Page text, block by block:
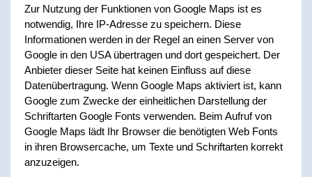
Zur Nutzung der Funktionen von Google Maps ist es
notwendig, Ihre IP-Adresse zu speichern. Diese
Informationen werden in der Regel an einen Server von
Google in den USA übertragen und dort gespeichert. Der
Anbieter dieser Seite hat keinen Einfluss auf diese
Datenübertragung. Wenn Google Maps aktiviert ist, kann
Google zum Zwecke der einheitlichen Darstellung der
Schriftarten Google Fonts verwenden. Beim Aufruf von
Google Maps lädt Ihr Browser die benötigten Web Fonts
in ihren Browsercache, um Texte und Schriftarten korrekt
anzuzeigen.